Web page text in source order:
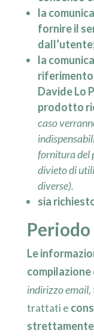
la
fornire il
la
riferimento
Davide Lo
prodotto
caso
fornitura del
divieto di
diverse).
sia
Le
indirizzo email,
trattati e
strettamente